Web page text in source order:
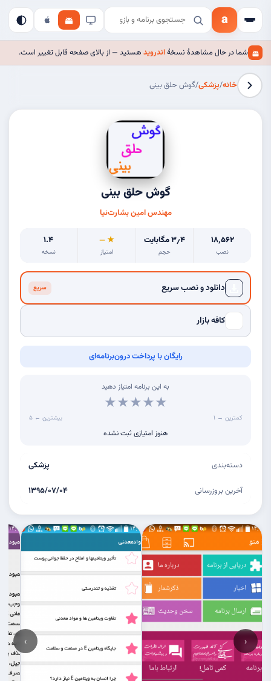
a
شما در حال مشاهدهٔ نسخهٔاندروید هستید — از بالای صفحه قابل تغییر است.
خانه/پزشکی/گوش حلق بینی
گوش حلق بینی
مهندس امین بشارت‌نیا
۱۸٬۵۶۲
نصب
۳٫۴ مگابایت
حجم
★ —
امتیاز
۱.۴
نسخه
دانلود و نصب سریع سریع
کافه بازار
رایگان با پرداخت درون‌برنامه‌ای
به این برنامه امتیاز دهید
★★★★★
۵ ← بیشترین کمترین → ۱
هنوز امتیازی ثبت نشده
دسته‌بندی پزشکی
آخرین بروزرسانی ۱۳۹۵/۰۷/۰۴
‹
›